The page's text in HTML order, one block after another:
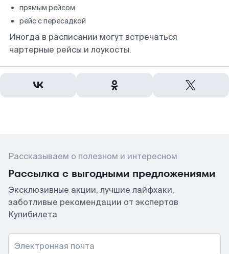
прямым рейсом
рейс с пересадкой
Иногда в расписании могут встречаться
чартерные рейсы и лоукосты.
Рассказываем о полезном и интересном
Рассылка с выгодными предложениями
Эксклюзивные акции, лучшие лайфхаки,
заботливые рекомендации от экспертов
Купибилета
Электронная почта